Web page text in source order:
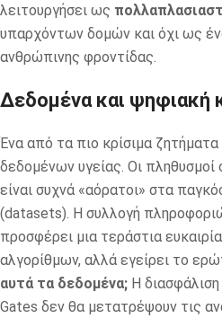
λειτουργήσει ως
υπαρχόντων δομών και όχι ως
ανθρώπινης φροντίδας.
Δεδομένα και ψηφιακή
Ένα από τα πιο κρίσιμα ζητήματα
δεδομένων υγείας. Οι πληθυσμοί
είναι συχνά «αόρατοι» στα
(datasets). Η συλλογή
προσφέρει μια τεράστια
αλγορίθμων, αλλά εγείρει το
αυτά τα δεδομένα; Η
Gates δεν θα μετατρέψουν τις